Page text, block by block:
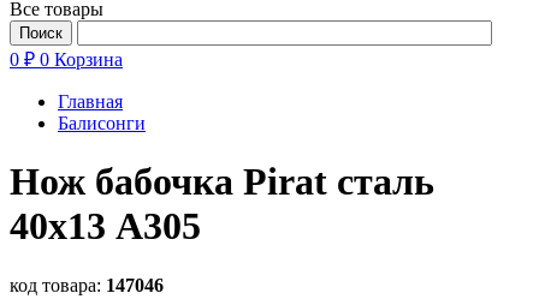
Все товары
0 ₽ 0 Корзина
Главная
Балисонги
Нож бабочка Pirat сталь
40х13 A305
код товара: 147046